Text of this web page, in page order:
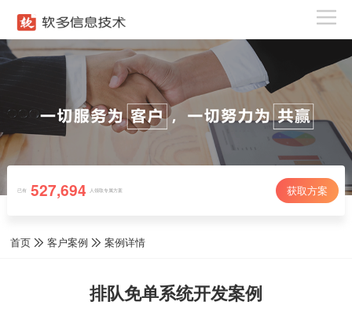
已有 527,694 人领取专属方案 获取方案
首页 客户案例 案例详情
排队免单系统开发案例